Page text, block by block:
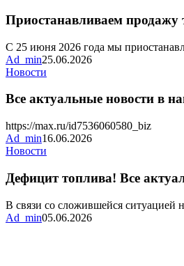
топливных
талонов
Приостанавливаем
С 25 июня 2026 года мы
Ad_min25.06.2026
Новости
новости
в
нашем
канале
Все актуальные новости в
https://max.ru/id7536060580_biz
Ad_min16.06.2026
Новости
Все
Дефицит топлива! Все
В связи со сложившейся
Ad_min05.06.2026